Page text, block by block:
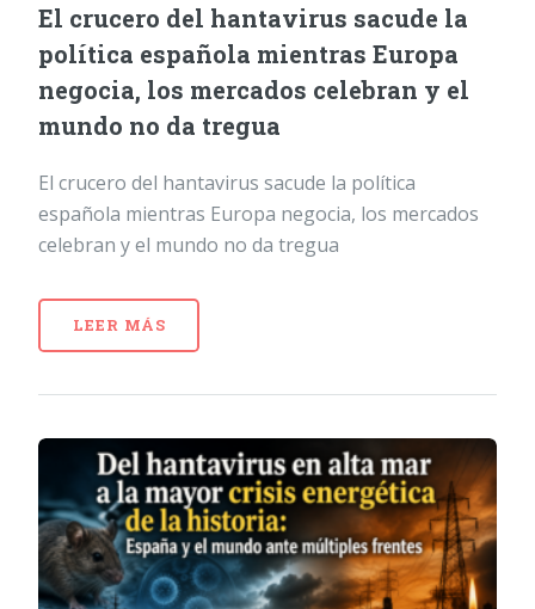
El crucero del hantavirus sacude la
política española mientras Europa
negocia, los mercados celebran y el
mundo no da tregua
El crucero del hantavirus sacude la política
española mientras Europa negocia, los mercados
celebran y el mundo no da tregua
LEER MÁS